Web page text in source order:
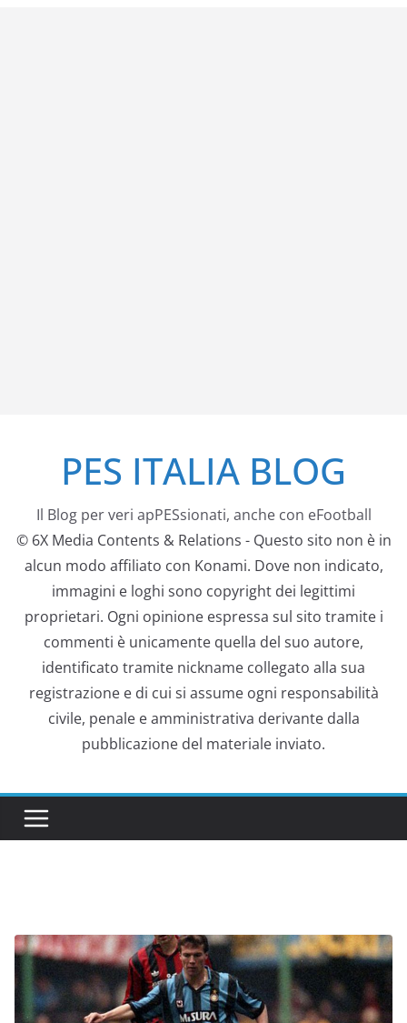
contenutoPES ITALIA BLOG
Il Blog per veri apPESsionati, anche con eFootball
© 6X Media Contents & Relations - Questo sito non è in
alcun modo affiliato con Konami. Dove non indicato,
immagini e loghi sono copyright dei legittimi
proprietari. Ogni opinione espressa sul sito tramite i
commenti è unicamente quella del suo autore,
identificato tramite nickname collegato alla sua
registrazione e di cui si assume ogni responsabilità
civile, penale e amministrativa derivante dalla
pubblicazione del materiale inviato.